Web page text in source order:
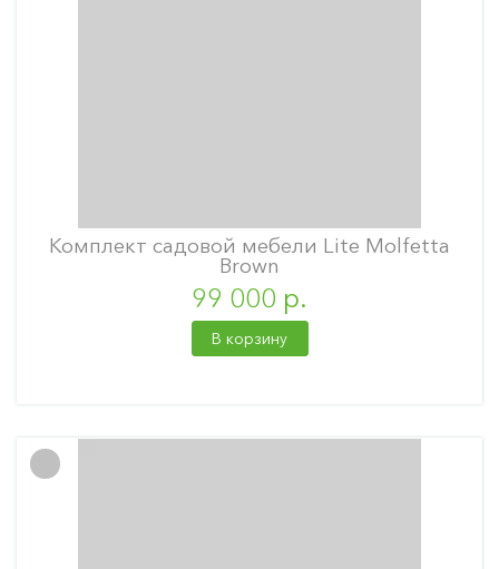
Комплект садовой мебели Lite Molfetta
Brown
99 000 р.
В корзину